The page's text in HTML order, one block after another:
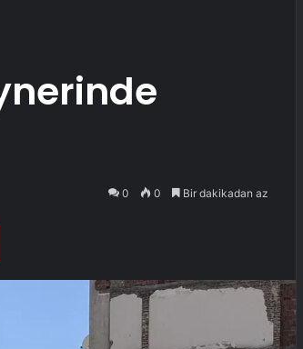
0 0 Bir dakikadan az